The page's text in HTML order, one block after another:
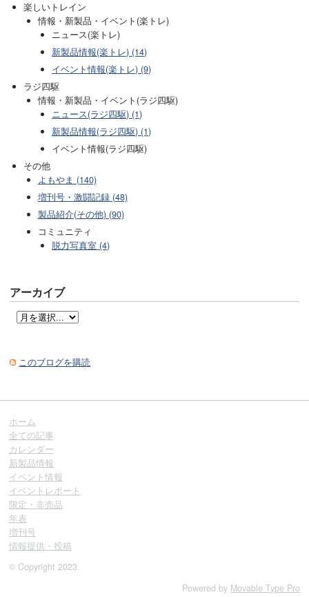
楽しいトレイン
情報・新製品・イベント(楽トレ)
ニュース(楽トレ)
新製品情報(楽トレ) (14)
イベント情報(楽トレ) (9)
ラジ四駆
情報・新製品・イベント(ラジ四駆)
ニュース(ラジ四駆) (1)
新製品情報(ラジ四駆) (1)
イベント情報(ラジ四駆)
その他
よもやま (140)
増刊号・激闘記録 (48)
製品紹介(その他) (90)
コミュニティ
脱力写真室 (4)
アーカイブ
このブログを購読
ホーム
全ての記事
カレンダー
新製品情報
イベント情報
イベントレポート
限定・非売品
年表
増刊号
情報提供・投稿
© Copyright 2023.
Powered by Movable Type Pro